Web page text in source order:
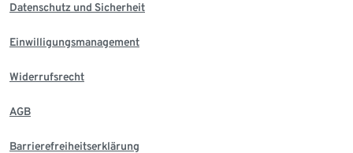
Datenschutz und Sicherheit
Einwilligungsmanagement
Widerrufsrecht
AGB
Barrierefreiheitserklärung